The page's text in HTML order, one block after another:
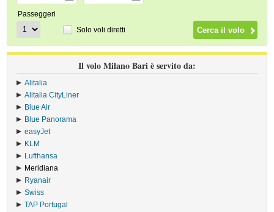
Passeggeri
Solo voli diretti
Il volo Milano Bari è servito da:
Alitalia
Alitalia CityLiner
Blue Air
Blue Panorama
easyJet
KLM
Lufthansa
Meridiana
Ryanair
Swiss
TAP Portugal